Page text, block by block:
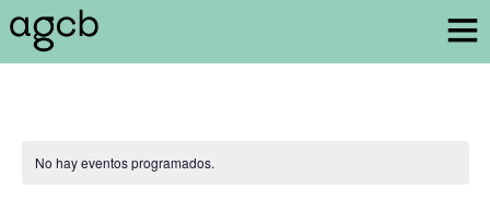
No hay eventos programados.